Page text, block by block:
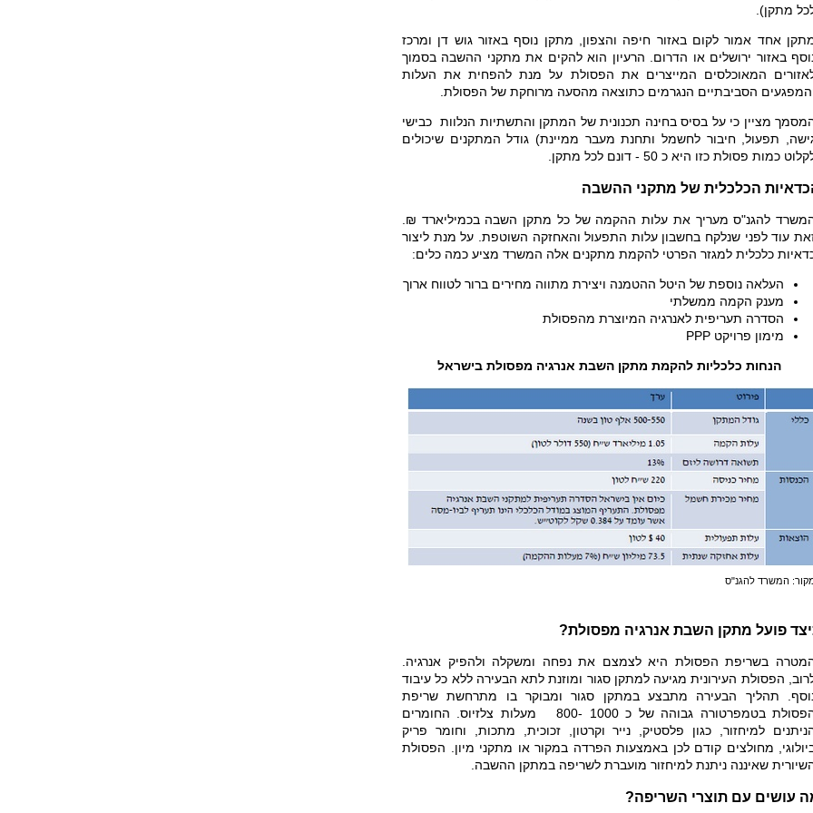
מתקן).
אחד אמור לקום באזור חיפה והצפון, מתקן נוסף באזור גוש דן ומרכז
באזור ירושלים או הדרום. הרעיון הוא להקים את מתקני ההשבה בסמוך
המאוכלסים המייצרים את הפסולת על מנת להפחית את העלות
הסביבתיים הנגרמים כתוצאה מהסעה מרוחקת של הפסולת.
מציין כי על בסיס בחינה תכנונית של המתקן והתשתיות הנלוות כבישי
תפעול, חיבור לחשמל ותחנת מעבר ממיינת) גודל המתקנים שיכולים
כמות פסולת כזו היא כ - 50 דונם לכל מתקן.
הכלכלית של מתקני ההשבה
להגנ"ס מעריך את עלות ההקמה של כל מתקן השבה בכמיליארד ₪.
עוד לפני שנלקח בחשבון עלות התפעול והאחזקה השוטפת. על מנת ליצור
כלכלית למגזר הפרטי להקמת מתקנים אלה המשרד מציע כמה כלים:
העלאה נוספת של היטל ההטמנה ויצירת מתווה מחירים ברור לטווח ארוך
מענק הקמה ממשלתי
הסדרה תעריפית לאנרגיה המיוצרת מהפסולת
מימון פרויקט PPP
​הנחות כלכליות להקמת מתקן השבת אנרגיה מפסולת בישראל
המשרד להגנ"ס
פועל מתקן השבת אנרגיה מפסולת?
בשריפת הפסולת היא לצמצם את נפחה ומשקלה ולהפיק אנרגיה.
הפסולת העירונית מגיעה למתקן סגור ומוזנת לתא הבעירה ללא כל עיבוד
תהליך הבעירה מתבצע במתקן סגור ומבוקר בו מתרחשת שריפת
בטמפרטורה גבוהה של כ800- 1000
מעלות צלזיוס. החומרים
למיחזור, כגון פלסטיק, נייר וקרטון, זכוכית, מתכות, וחומר פריק
מחולצים קודם לכן באמצעות הפרדה במקור או מתקני מיון
הפסולת
שאיננה ניתנת למיחזור מועברת לשריפה במתקן ההשבה.
עושים עם תוצרי השריפה?